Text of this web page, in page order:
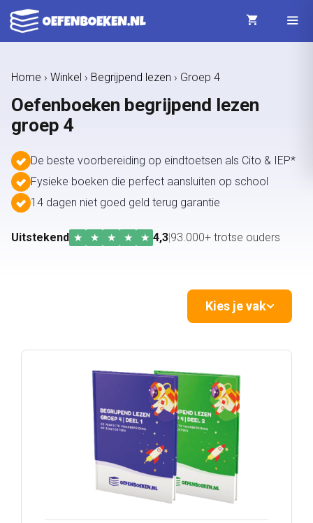
Ga
naar
Home › Winkel › Begrijpend lezen › Groep 4
Oefenboeken begrijpend lezen
groep 4
De beste voorbereiding op eindtoetsen als Cito & IEP*
Fysieke boeken die perfect aansluiten op school
14 dagen niet goed geld terug garantie
Uitstekend ★ ★ ★ ★ ★ 4,3|93.000+ trotse ouders
Kies je vak